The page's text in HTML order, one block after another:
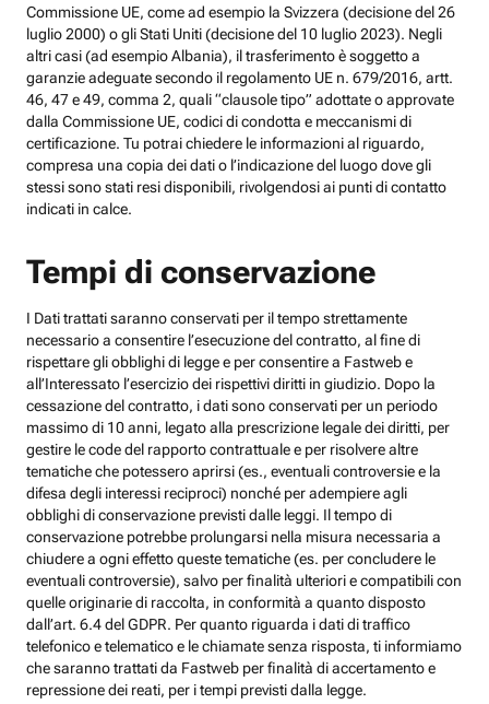
Commissione UE, come ad esempio la Svizzera (decisione del 26
luglio 2000) o gli Stati Uniti (decisione del 10 luglio 2023). Negli
altri casi (ad esempio Albania), il trasferimento è soggetto a
garanzie adeguate secondo il regolamento UE n. 679/2016, artt.
46, 47 e 49, comma 2, quali “clausole tipo” adottate o approvate
dalla Commissione UE, codici di condotta e meccanismi di
certificazione. Tu potrai chiedere le informazioni al riguardo,
compresa una copia dei dati o l’indicazione del luogo dove gli
stessi sono stati resi disponibili, rivolgendosi ai punti di contatto
indicati in calce.
Tempi di conservazione
I Dati trattati saranno conservati per il tempo strettamente
necessario a consentire l’esecuzione del contratto, al fine di
rispettare gli obblighi di legge e per consentire a Fastweb e
all’Interessato l’esercizio dei rispettivi diritti in giudizio. Dopo la
cessazione del contratto, i dati sono conservati per un periodo
massimo di 10 anni, legato alla prescrizione legale dei diritti, per
gestire le code del rapporto contrattuale e per risolvere altre
tematiche che potessero aprirsi (es., eventuali controversie e la
difesa degli interessi reciproci) nonché per adempiere agli
obblighi di conservazione previsti dalle leggi. Il tempo di
conservazione potrebbe prolungarsi nella misura necessaria a
chiudere a ogni effetto queste tematiche (es. per concludere le
eventuali controversie), salvo per finalità ulteriori e compatibili con
quelle originarie di raccolta, in conformità a quanto disposto
dall’art. 6.4 del GDPR. Per quanto riguarda i dati di traffico
telefonico e telematico e le chiamate senza risposta, ti informiamo
che saranno trattati da Fastweb per finalità di accertamento e
repressione dei reati, per i tempi previsti dalla legge.